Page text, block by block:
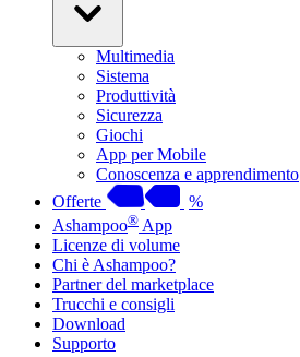
Multimedia
Sistema
Produttività
Sicurezza
Giochi
App per Mobile
Conoscenza e apprendimento
Offerte
%
Ashampoo® App
Licenze di volume
Chi è Ashampoo?
Partner del marketplace
Trucchi e consigli
Download
Supporto